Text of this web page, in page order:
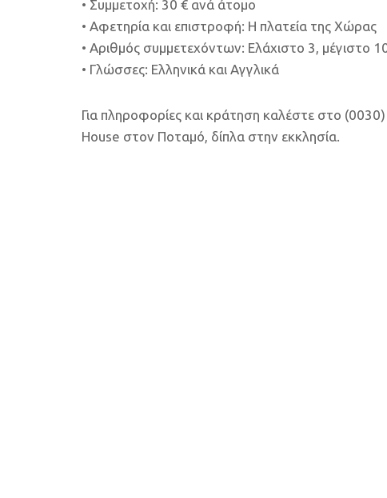
• Συμμετοχή: 30 € ανά άτομο
• Αφετηρία και επιστροφή: Η πλατεία της Χώρας
• Αριθμός συμμετεχόντων: Ελάχιστο 3, μέγιστο
• Γλώσσες: Ελληνικά και Αγγλικά
Για πληροφορίες και κράτηση καλέστε στο
House στον Ποταμό, δίπλα στην εκκλησία.